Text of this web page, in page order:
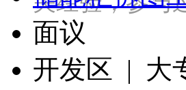
面议
开发区 | 大